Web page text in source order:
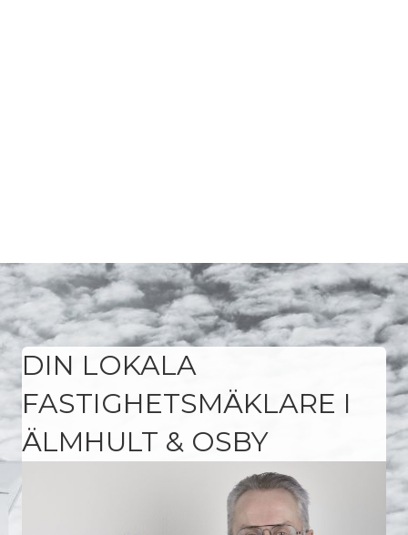
DIN LOKALA
FASTIGHETSMÄKLARE I
ÄLMHULT & OSBY